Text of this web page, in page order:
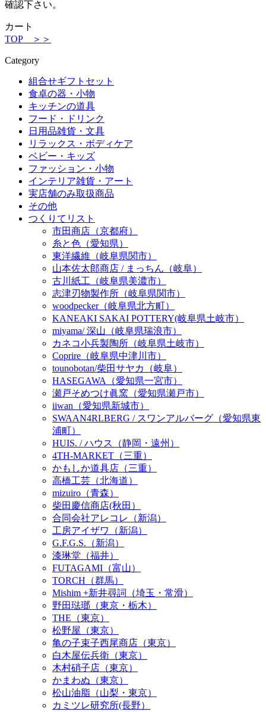
確認下さい。
カート
TOP ＞＞
Category
組合せギフトセット
食卓の器・小物
キッチンの道具
フード・ドリンク
日用品雑貨・文具
リラックス・ボディケア
ベビー・キッズ
ファッション・小物
インテリア雑貨・アート
実店舗のみ取扱商品
その他
つくりてリスト
市田商店（京都府）
糸と色（愛知県）
東洋繊維（岐阜県関市）
山本佐太郎商店 / まっちん（岐阜）
古川紙工（岐阜県美濃市）
志津刃物製作所（岐阜県関市）
woodpecker（岐阜県北方町）
KANEAKI SAKAI POTTERY(岐阜県土岐市）
miyama/ 深山（岐阜県瑞浪市）
カネコ小兵製陶所（岐阜県土岐市）
Coprire（岐阜県中津川市）
tounobotan/柴田サヤカ（岐阜）
HASEGAWA（愛知県一宮市）
瀬戸そめつけ眞窯（愛知県瀬戸市）
iiwan（愛知県新城市）
SWAAN4RLBERG / スワンアルバーグ（愛知県東
浦町）
HUIS. / ハウス（静岡・遠州）
4TH-MARKET（三重）
かもしか道具店（三重）
高橋工芸（北海道）
mizuiro（青森）
柴田慶信商店(秋田）
合同会社アレコレ（新潟）
工房アイザワ（新潟）
G.F.G.S.（新潟）
漆琳堂（福井）
FUTAGAMI（富山）
TORCH（群馬）
Mishim +新井尋詞（埼玉・常滑）
野田琺瑯（東京・栃木）
THE（東京）
松野屋（東京）
亀の子束子西尾商店（東京）
白木屋伝兵衛（東京）
木村硝子店（東京）
かまわぬ（東京）
松山油脂（山梨・東京）
カミツレ研究所(長野）